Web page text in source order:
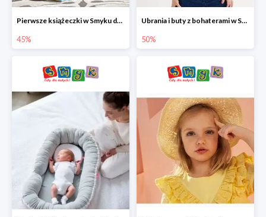
Pierwsze książeczki w Smyku do -45%
45%
Ubrania i buty z bohaterami w Smyku do -50%
50%